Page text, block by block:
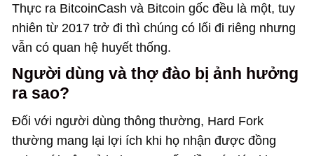
Thực ra BitcoinCash và Bitcoin gốc đều là một, tuy
nhiên từ 2017 trở đi thì chúng có lối đi riêng nhưng
vẫn có quan hệ huyết thống.
Người dùng và thợ đào bị ảnh hưởng
ra sao?
Đối với người dùng thông thường, Hard Fork
thường mang lại lợi ích khi họ nhận được đồng